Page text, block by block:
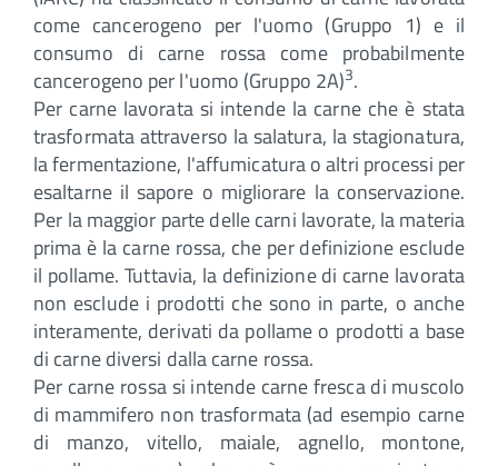
come cancerogeno per l'uomo (Gruppo 1) e il
consumo di carne rossa come probabilmente
cancerogeno per l'uomo (Gruppo 2A)3.
Per carne lavorata si intende la carne che è stata
trasformata attraverso la salatura, la stagionatura,
la fermentazione, l'affumicatura o altri processi per
esaltarne il sapore o migliorare la conservazione.
Per la maggior parte delle carni lavorate, la materia
prima è la carne rossa, che per definizione esclude
il pollame. Tuttavia, la definizione di carne lavorata
non esclude i prodotti che sono in parte, o anche
interamente, derivati da pollame o prodotti a base
di carne diversi dalla carne rossa.
Per carne rossa si intende carne fresca di muscolo
di mammifero non trasformata (ad esempio carne
di manzo, vitello, maiale, agnello, montone,